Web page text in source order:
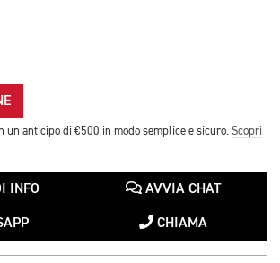
un anticipo di €500 in modo semplice e sicuro. Scopri
INFO AVVIA CHAT
CHIAMA